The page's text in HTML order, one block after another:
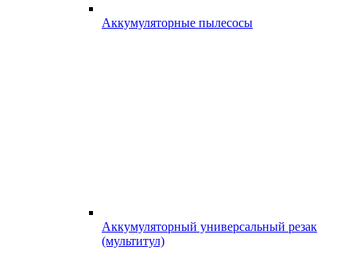
Аккумуляторные пылесосы
Аккумуляторный универсальный резак
(мультитул)